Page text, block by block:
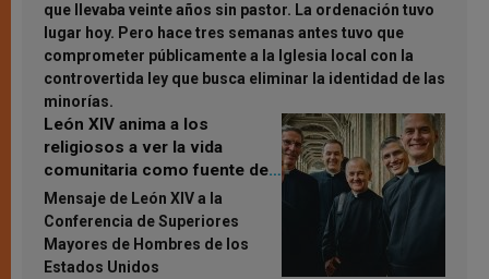
que llevaba veinte años sin pastor. La ordenación tuvo
lugar hoy. Pero hace tres semanas antes tuvo que
comprometer públicamente a la Iglesia local con la
controvertida ley que busca eliminar la identidad de las
minorías.
León XIV anima a los
religiosos a ver la vida
comunitaria como fuente de
inspiración y santificación
Mensaje de León XIV a la
Conferencia de Superiores
Mayores de Hombres de los
Estados Unidos